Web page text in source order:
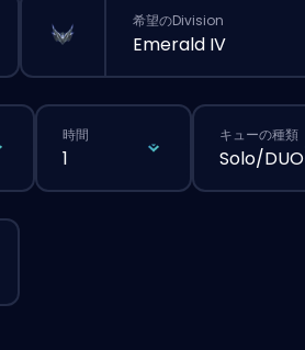
希望のDivision
Emerald IV
時間
1
キューの種類
Solo/DUO